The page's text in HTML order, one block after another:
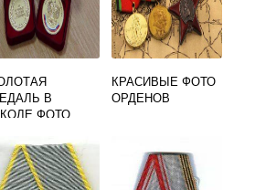
В
ФОТО
КРАСИВЫЕ ФОТО
ОРДЕНОВ